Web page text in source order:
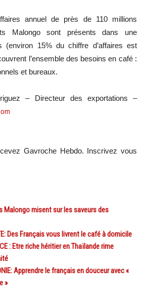
annuel de près de 110 millions
Malongo sont présents dans une
(environ 15% du chiffre d’affaires est
l’ensemble des besoins en café :
et bureaux.
– Directeur des exportations –
Gavroche Hebdo. Inscrivez vous
Malongo misent sur les saveurs des
Des Français vous livrent le café à domicile
: Etre riche héritier en Thaïlande rime
Apprendre le français en douceur avec «
»